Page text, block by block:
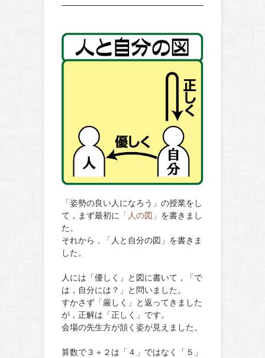
「姿勢の良い人になろう」の授業をし
て，まず最初に
「人の図」 を書きまし
た。
それから，「人と自分の図」を書きま
した。
人には「優しく」と図に書いて，「で
は，自分には？」と問いました。
すかさず「厳しく」と返ってきました
が，正解は「正しく」です。
会場の先生方が頷く姿が見えました。
算数で３＋２は「４」ではなく「５」